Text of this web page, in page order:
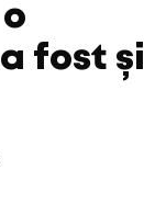
fost și